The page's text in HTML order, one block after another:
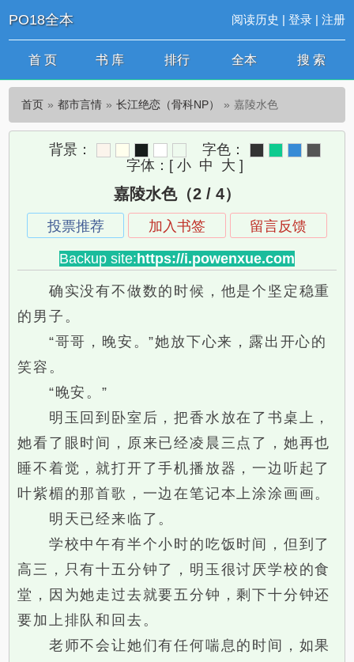
PO18全本 阅读历史 | 登录| 注册
首 页 书 库 排行 全本 搜 索
首页 都市言情 长江绝恋（骨科NP） 嘉陵水色
背景：
字色：
字体： [ 小 中 大 ]
嘉陵水色（2 / 4）
投票推荐 加入书签 留言反馈
Backup site: https://i.powenxue.com
确实没有不做数的时候，他是个坚定稳重
的男子。
“哥哥，晚安。”她放下心来，露出开心的
笑容。
“晚安。”
明玉回到卧室后，把香水放在了书桌上，
她看了眼时间，原来已经凌晨三点了，她再也
睡不着觉，就打开了手机播放器，一边听起了
叶紫楣的那首歌，一边在笔记本上涂涂画画。
明天已经来临了。
学校中午有半个小时的吃饭时间，但到了
高三，只有十五分钟了，明玉很讨厌学校的食
堂，因为她走过去就要五分钟，剩下十分钟还
要加上排队和回去。
老师不会让她们有任何喘息的时间，如果